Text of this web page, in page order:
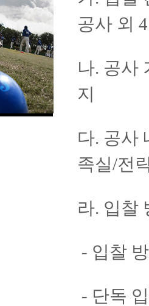
공사 외
나. 공사
지
다. 공사
족실/전
라. 입찰
- 입찰
- 단독